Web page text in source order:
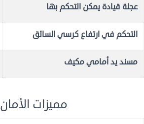
عجلة قيادة يمكن التحكم بها
التحكم في ارتفاع كرسي السائق
مسند يد أمامي مكيف
مميزات الأمان